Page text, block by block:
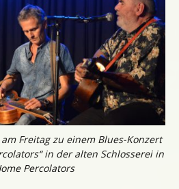
Freitag zu einem Blues-Konzert
in der alten Schlosserei in
Percolators